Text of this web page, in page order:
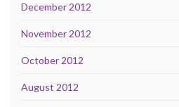
December 2012
November 2012
October 2012
August 2012